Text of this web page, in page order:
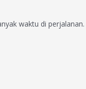
waktu di perjalanan.